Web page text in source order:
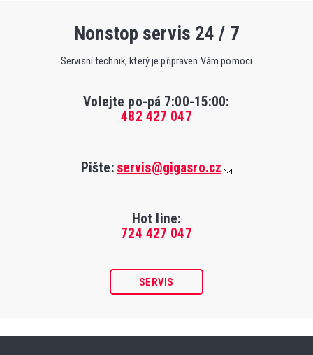
Nonstop servis 24 / 7
Servisní technik, který je připraven Vám pomoci
Volejte po-pá 7:00-15:00:
482 427 047
Pište: servis@gigasro.cz
Hot line:
724 427 047
SERVIS